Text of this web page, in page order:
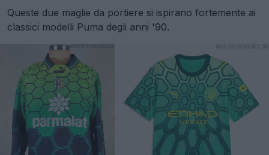
Queste due maglie da portiere si ispirano fortemente ai
classici modelli Puma degli anni '90.